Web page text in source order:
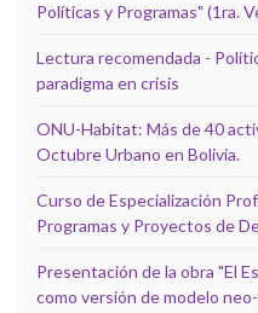
Políticas y Programas" (1ra.
Lectura recomendada -
paradigma en crisis
ONU-Habitat: Más de 40
Octubre Urbano en Bolivia.
Curso de Especialización
Programas y Proyectos de
Presentación de la obra "El
como versión de modelo